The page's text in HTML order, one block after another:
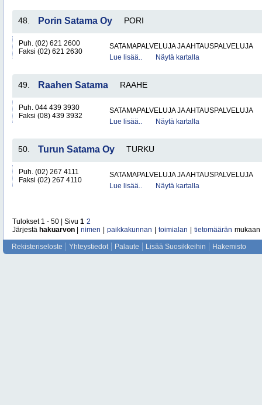
48. Porin Satama Oy PORI
Puh. (02) 621 2600
Faksi (02) 621 2630
SATAMAPALVELUJA JA AHTAUSPALVELUJA
Lue lisää..
Näytä kartalla
49. Raahen Satama RAAHE
Puh. 044 439 3930
Faksi (08) 439 3932
SATAMAPALVELUJA JA AHTAUSPALVELUJA
Lue lisää..
Näytä kartalla
50. Turun Satama Oy TURKU
Puh. (02) 267 4111
Faksi (02) 267 4110
SATAMAPALVELUJA JA AHTAUSPALVELUJA
Lue lisää..
Näytä kartalla
Tulokset 1 - 50 | Sivu 1 2
Järjestä hakuarvon nimen paikkakunnan toimialan tietomäärän mukaan
Rekisteriseloste Yhteystiedot Palaute Lisää Suosikkeihin Hakemisto